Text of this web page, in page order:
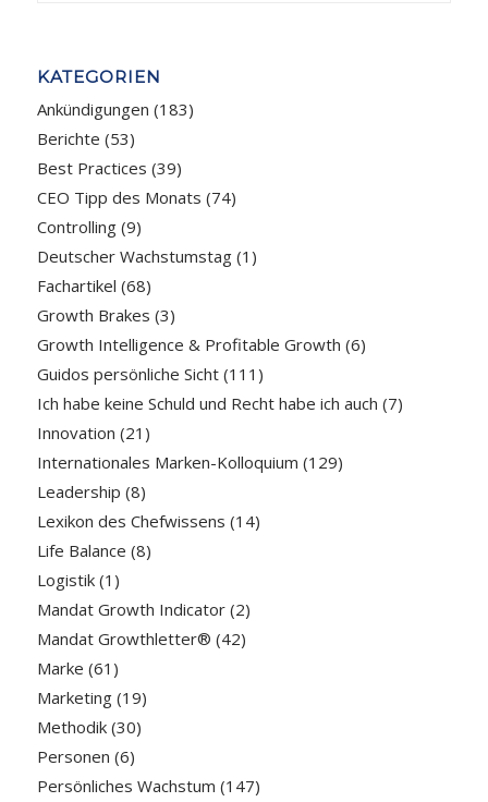
KATEGORIEN
Ankündigungen (183)
Berichte (53)
Best Practices (39)
CEO Tipp des Monats (74)
Controlling(9)
Deutscher Wachstumstag(1)
Fachartikel (68)
Growth Brakes (3)
Growth Intelligence & Profitable Growth (6)
Guidos persönliche Sicht(111)
Ich habe keine Schuld und Recht habe ich auch (7)
Innovation (21)
Internationales Marken-Kolloquium (129)
Leadership (8)
Lexikon des Chefwissens (14)
Life Balance (8)
Logistik(1)
Mandat Growth Indicator(2)
Mandat Growthletter® (42)
Marke (61)
Marketing(19)
Methodik(30)
Personen (6)
Persönliches Wachstum (147)